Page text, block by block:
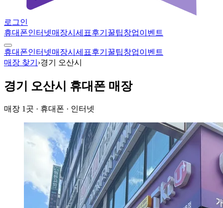
로그인
휴대폰인터넷매장시세표후기 꿀팁창업이벤트
휴대폰인터넷매장시세표후기 꿀팁창업이벤트
매장 찾기 ›경기 오산시
경기 오산시 휴대폰 매장
매장 1 곳 · 휴대폰 · 인터넷